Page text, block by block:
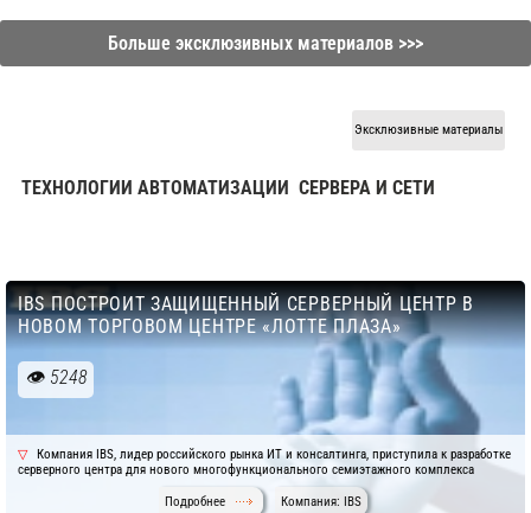
Больше эксклюзивных материалов >>>
Эксклюзивные материалы
ТЕХНОЛОГИИ АВТОМАТИЗАЦИИ СЕРВЕРА И СЕТИ
IBS ПОСТРОИТ ЗАЩИЩЕННЫЙ СЕРВЕРНЫЙ ЦЕНТР В
НОВОМ ТОРГОВОМ ЦЕНТРЕ «ЛОТТЕ ПЛАЗА»
5248
Компания IBS, лидер российского рынка ИТ и консалтинга, приступила к разработке
серверного центра для нового многофункционального семиэтажного комплекса
Подробнее Компания: IBS